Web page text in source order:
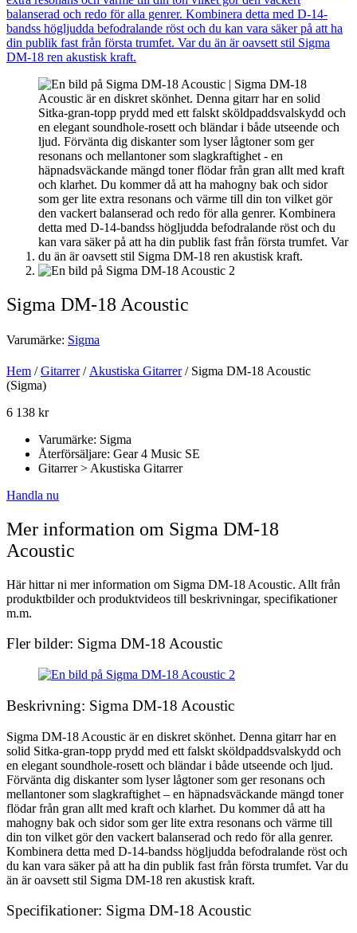
Sigma DM-18 Acoustic
Varumärke: Sigma
Hem /Gitarrer/ Akustiska Gitarrer/ Sigma DM-18 Acoustic
(Sigma)
6 138 kr
Varumärke: Sigma
Återförsäljare: Gear 4 Music SE
Gitarrer > Akustiska Gitarrer
Handla nu
Mer information om Sigma DM-18
Acoustic
Här hittar ni mer information om Sigma DM-18 Acoustic. Allt från
produktbilder och produktvideos till beskrivningar, specifikationer
m.m.
Fler bilder: Sigma DM-18 Acoustic
Beskrivning: Sigma DM-18 Acoustic
Sigma DM-18 Acoustic är en diskret skönhet. Denna gitarr har en
solid Sitka-gran-topp prydd med ett falskt sköldpaddsvalskydd och
en elegant soundhole-rosett och bländar i både utseende och ljud.
Förvänta dig diskanter som lyser lågtoner som ger resonans och
mellantoner som slagkraftighet – en häpnadsväckande mängd toner
flödar från gran allt med kraft och klarhet. Du kommer då att ha
mahogny bak och sidor som ger lite extra resonans och värme till
din ton vilket gör den vackert balanserad och redo för alla genrer.
Kombinera detta med D-14-bandss högljudda befodralande röst och
du kan vara säker på att ha din publik fast från första trumfet. Var du
än är oavsett stil Sigma DM-18 ren akustisk kraft.
Specifikationer: Sigma DM-18 Acoustic